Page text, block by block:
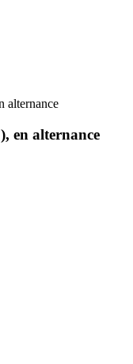
alternance
en alternance